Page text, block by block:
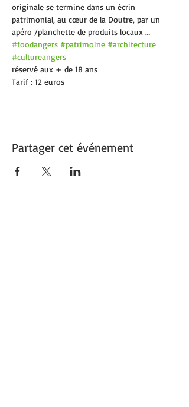
originale se termine dans un écrin
patrimonial, au cœur de la Doutre, par un
apéro /planchette de produits locaux …
#foodangers #patrimoine #architecture
#cultureangers
réservé aux + de 18 ans
Tarif : 12 euros
Partager cet événement